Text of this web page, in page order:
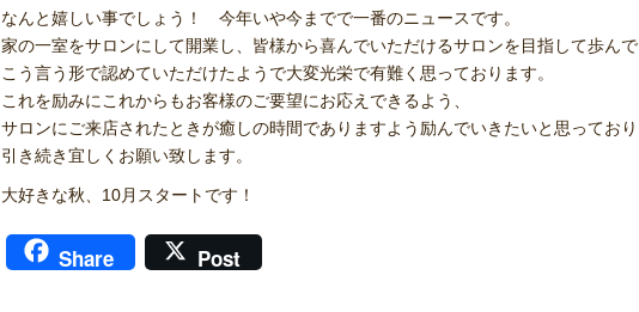
なんと嬉しい事でしょう！ 今年いや今までで一番のニュースです。
家の一室をサロンにして開業し、皆様から喜んでいただけるサロンを目指して歩んで
こう言う形で認めていただけたようで大変光栄で有難く思っております。
これを励みにこれからもお客様のご要望にお応えできるよう、
サロンにご来店されたときが癒しの時間でありますよう励んでいきたいと思っており
引き続き宜しくお願い致します。
大好きな秋、10月スタートです！
Share Post